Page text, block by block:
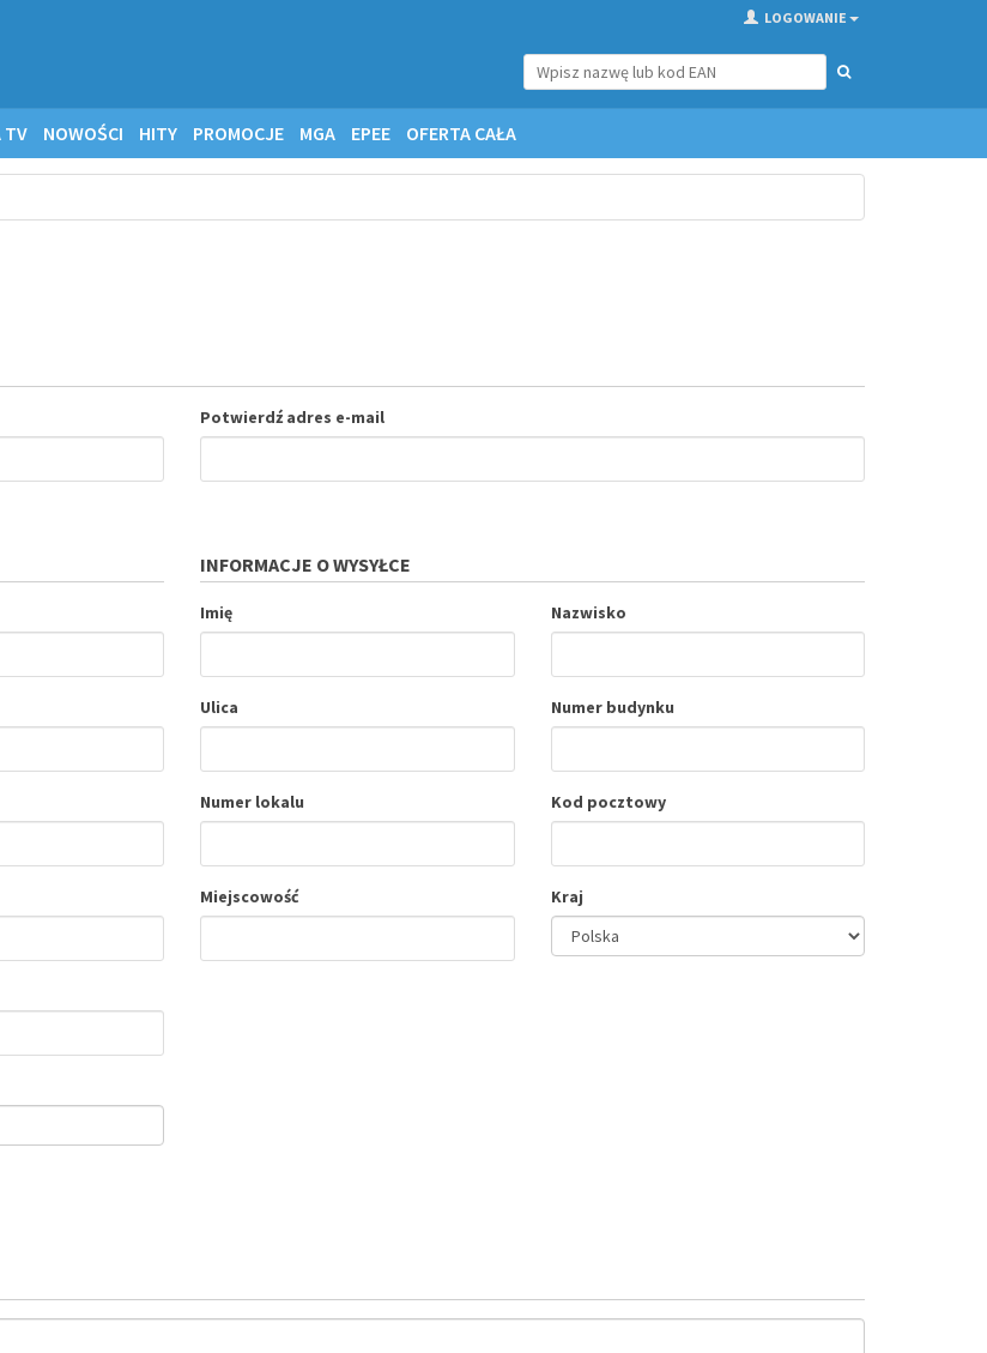
LOGOWANIE
TV NOWOŚCI HITY PROMOCJE MGA EPEE OFERTA CAŁA
Potwierdź adres e-mail
INFORMACJE O WYSYŁCE
Imię Nazwisko
Ulica Numer budynku
Numer lokalu Kod pocztowy
Miejscowość Kraj